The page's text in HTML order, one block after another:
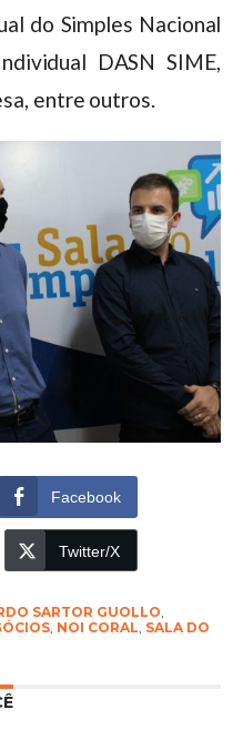
do Simples Nacional
DASN SIME,
entre outros.
Facebook
Twitter/X
SARTOR GUOLLO,
, NOI CORAL, SALA DO